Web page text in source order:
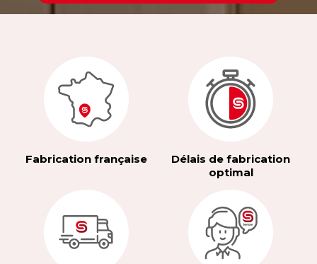
Fabrication française
Délais de fabrication
optimal